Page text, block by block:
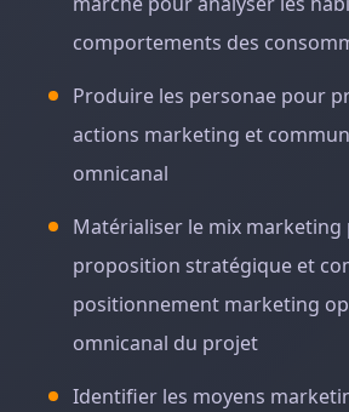
comportements des
Produire les personae pour
actions marketing et
omnicanal
Matérialiser le mix marketing
proposition stratégique et
positionnement marketing
omnicanal du projet
Identifier les moyens